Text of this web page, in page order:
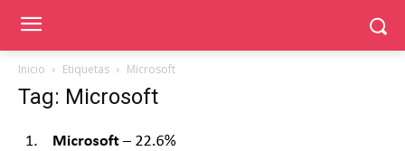
Inicio Etiquetas Microsoft
Tag: Microsoft